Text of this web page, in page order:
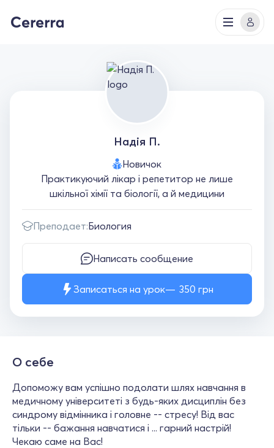
Надія П.
Новичок
Практикуючий лікар і репетитор не лише
шкільної хімії та біології, а й медицини
Преподает:Биология
Написать сообщение
Записаться на урок 350 грн
О себе
Допоможу вам успішно подолати шлях навчання в
медичному університеті з будь-яких дисциплін без
синдрому відмінника і головне -- стресу! Від вас
тільки -- бажання навчатися і ... гарний настрій!
Чекаю саме на Вас!